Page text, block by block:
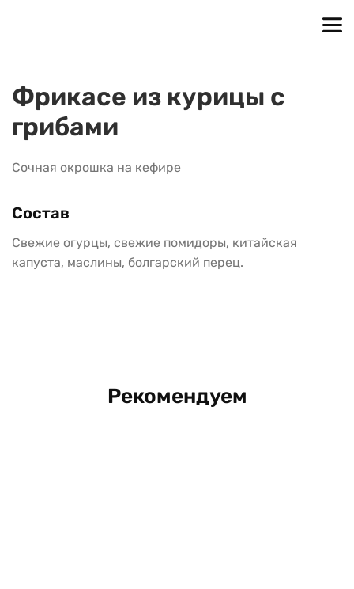
Фрикасе из курицы с
грибами
Сочная окрошка на кефире
Состав
Свежие огурцы, свежие помидоры, китайская
капуста, маслины, болгарский перец.
Рекомендуем